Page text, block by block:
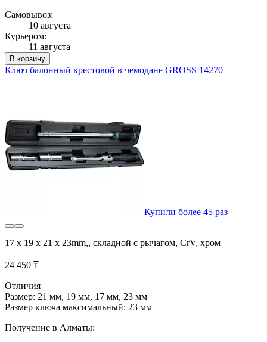
Самовывоз:
10 августа
Курьером:
11 августа
В корзину
Ключ балонный крестовой в чемодане GROSS 14270
Купили более 45 раз
17 x 19 x 21 x 23mm,, складной с рычагом, CrV, хром
24 450 ₸
Отличия
Размер: 21 мм, 19 мм, 17 мм, 23 мм
Размер ключа максимальный: 23 мм
Получение в Алматы: